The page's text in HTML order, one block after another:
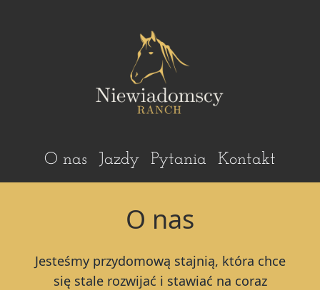
O nas Jazdy Pytania Kontakt
O nas
Jesteśmy przydomową stajnią, która chce
się stale rozwijać i stawiać na coraz